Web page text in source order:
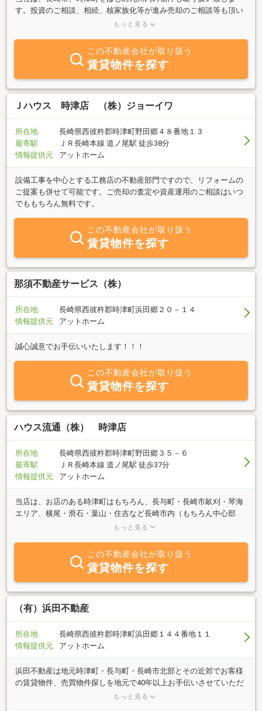
す。投資のご相談、相続、核家族化等が進み売却のご相談等も頂い
ております。少数で経営しておりますが、困り事、ご相談等お申し
もっと見る
この不動産会社が取り扱う
賃貸物件を探す
Ｊハウス 時津店 （株）ジョーイワ
所在地
長崎県西彼杵郡時津町野田郷４８番地１３
最寄駅
ＪＲ長崎本線 道ノ尾駅 徒歩38分
情報提供元
アットホーム
設備工事を中心とする工務店の不動産部門ですので、リフォームの
ご提案も併せて可能です。ご売却の査定や資産運用のご相談はいつ
でももちろん無料です。
この不動産会社が取り扱う
賃貸物件を探す
那須不動産サービス（株）
所在地
長崎県西彼杵郡時津町浜田郷２０－１４
情報提供元
アットホーム
誠心誠意でお手伝いいたします！！！
この不動産会社が取り扱う
賃貸物件を探す
ハウス流通（株） 時津店
所在地
長崎県西彼杵郡時津町野田郷３５－６
最寄駅
ＪＲ長崎本線 道ノ尾駅 徒歩37分
情報提供元
アットホーム
当店は、お店のある時津町はもちろん、長与町・長崎市畝刈・琴海
エリア、横尾・滑石・葉山・住吉など長崎市内（もちろん中心部
も）まで、幅広い範囲の物件を取り揃えております。『売りたい』
でもご相談下さい！明るいスタッフがあなたのご来店を心よりお待
ちしております♪お店はヤマダ電機テックランド時津店さんの斜め
向かい側。エメラルドグリーンの看板が目印です。駐車場も完備し
ておりますので、お気軽にお車でお越し下さい。
もっと見る
この不動産会社が取り扱う
賃貸物件を探す
（有）浜田不動産
所在地
長崎県西彼杵郡時津町浜田郷１４４番地１１
情報提供元
アットホーム
浜田不動産は地元時津町・長与町・長崎市北部とその近郊でお客様
の賃貸物件、売買物件探しを地元で40年以上お手伝いさせていただ
いております。また、浜田不動産は住まいを通じてお客様とのご縁
もっと見る